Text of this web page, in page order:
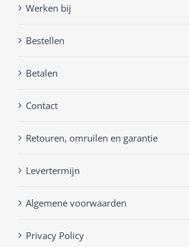
Werken bij
Bestellen
Betalen
Contact
Retouren, omruilen en garantie
Levertermijn
Algemene voorwaarden
Privacy Policy